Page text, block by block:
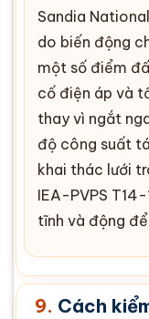
Sandia
do biến động
một số điểm
cố điện áp và
thay vì ngắt
độ công suất
khai thác lưới
IEA-PVPS
tĩnh và động
9. Cách